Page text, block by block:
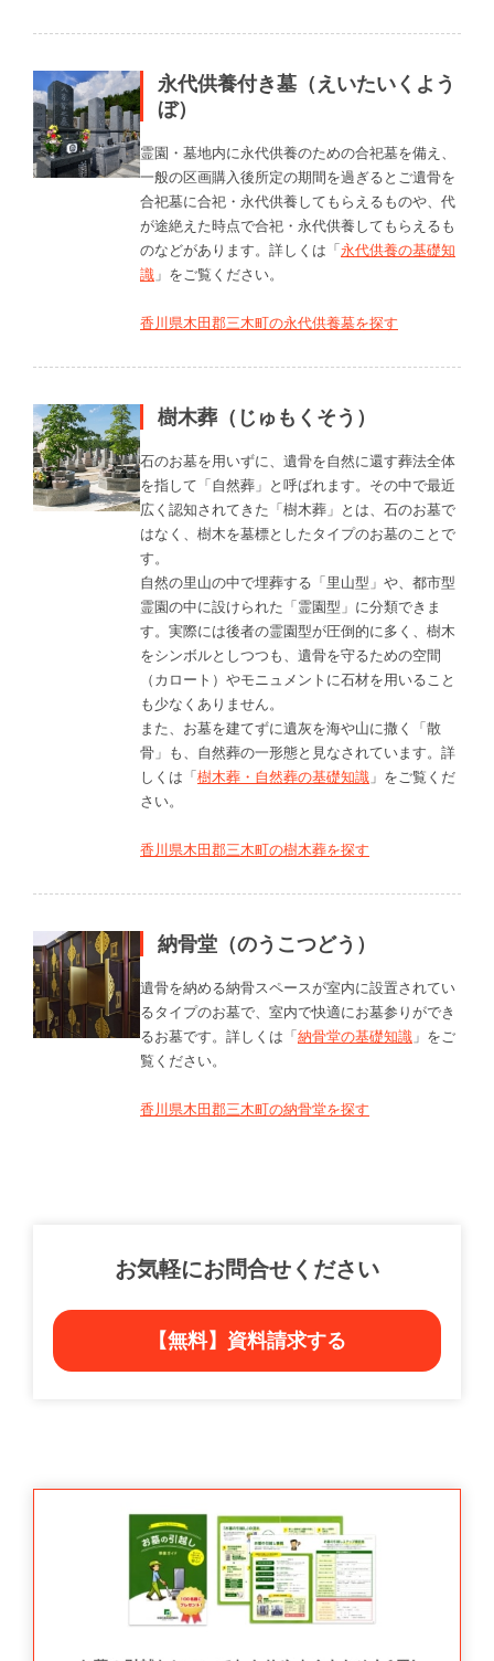
永代供養付き墓（えいたいくよう
ぼ）
霊園・墓地内に永代供養のための合祀墓を備え、
一般の区画購入後所定の期間を過ぎるとご遺骨を
合祀墓に合祀・永代供養してもらえるものや、代
が途絶えた時点で合祀・永代供養してもらえるも
のなどがあります。詳しくは「永代供養の基礎知
識 」をご覧ください。
香川県木田郡三木町の永代供養墓を探す
樹木葬（じゅもくそう）
石のお墓を用いずに、遺骨を自然に還す葬法全体
を指して「自然葬」と呼ばれます。その中で最近
広く認知されてきた「樹木葬」とは、石のお墓で
はなく、樹木を墓標としたタイプのお墓のことで
す。
自然の里山の中で埋葬する「里山型」や、都市型
霊園の中に設けられた「霊園型」に分類できま
す。実際には後者の霊園型が圧倒的に多く、樹木
をシンボルとしつつも、遺骨を守るための空間
（カロート）やモニュメントに石材を用いること
も少なくありません。
また、お墓を建てずに遺灰を海や山に撒く「散
骨」も、自然葬の一形態と見なされています。詳
しくは「樹木葬・自然葬の基礎知識 」をご覧くだ
さい。
香川県木田郡三木町の樹木葬を探す
納骨堂（のうこつどう）
遺骨を納める納骨スペースが室内に設置されてい
るタイプのお墓で、室内で快適にお墓参りができ
るお墓です。詳しくは「納骨堂の基礎知識 」をご
覧ください。
香川県木田郡三木町の納骨堂を探す
お気軽にお問合せください
【無料】資料請求する